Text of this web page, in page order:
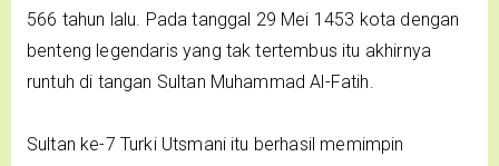
566 tahun lalu. Pada tanggal 29 Mei 1453 kota dengan
benteng legendaris yang tak tertembus itu akhirnya
runtuh di tangan Sultan Muhammad Al-Fatih.
Sultan ke-7 Turki Utsmani itu berhasil memimpin